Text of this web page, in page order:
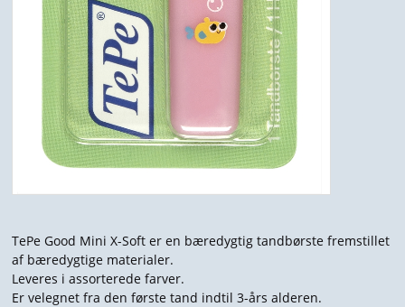
TePe Good Mini X-Soft er en bæredygtig tandbørste fremstillet
af bæredygtige materialer.
Leveres i assorterede farver.
Er velegnet fra den første tand indtil 3-års alderen.